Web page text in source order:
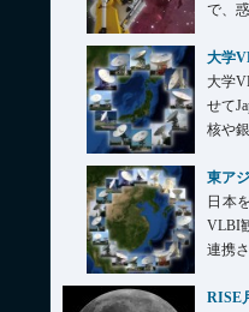
で、
大学
大学
せて
核や
東ア
日本
VLBI
連携
RISE